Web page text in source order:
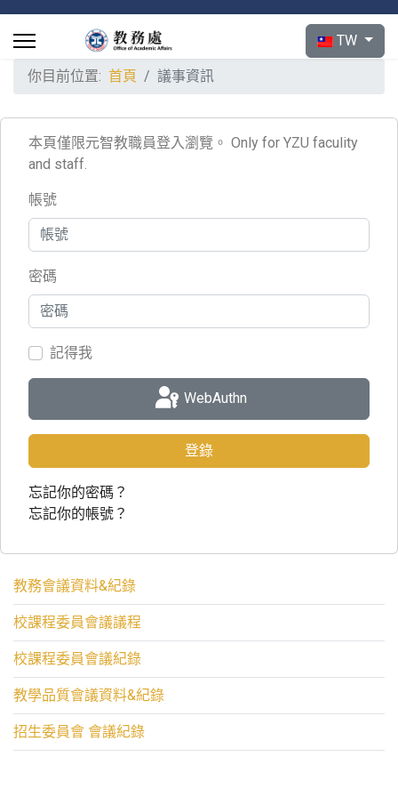
選擇你的語言
TW
你目前位置: 首頁 議事資訊
本頁僅限元智教職員登入瀏覽。 Only for YZU faculity
and staff.
帳號
密碼
記得我
WebAuthn
登錄
忘記你的密碼？
忘記你的帳號？
教務會議資料&紀錄
校課程委員會議議程
校課程委員會議紀錄
教學品質會議資料&紀錄
招生委員會 會議紀錄